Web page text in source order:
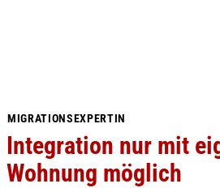
MIGRATIONSEXPERTIN
Integration nur mit
Wohnung möglich